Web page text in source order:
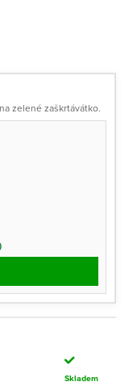
zelené zaškrtávátko.
Skladem